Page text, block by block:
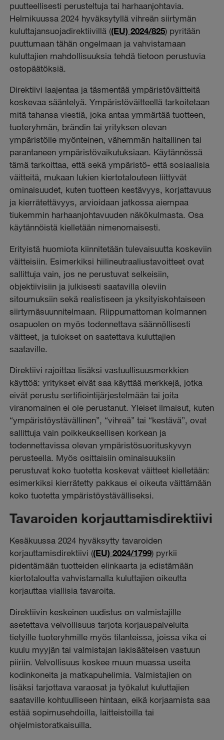
puutteellisesti perusteltuja tai harhaanjohtavia.
Helmikuussa 2024 hyväksytyllä vihreän siirtymän
kuluttajansuojadirektiivillä ((EU) 2024/825) pyritään
puuttumaan tähän ongelmaan ja vahvistamaan
kuluttajien mahdollisuuksia tehdä tietoon perustuvia
ostopäätöksiä.
Direktiivi laajentaa ja täsmentää ympäristöväitteitä
koskevaa sääntelyä. Ympäristöväitteellä tarkoitetaan
mitä tahansa viestiä, joka antaa ymmärtää tuotteen,
tuoteryhmän, brändin tai yrityksen olevan
ympäristölle myönteinen, vähemmän haitallinen tai
parantaneen ympäristövaikutuksiaan. Käytännössä
tämä tarkoittaa, että sekä ympäristö- että sosiaalisia
väitteitä, mukaan lukien kiertotalouteen liittyvät
ominaisuudet, kuten tuotteen kestävyys, korjattavuus
ja kierrätettävyys, arvioidaan jatkossa aiempaa
tiukemmin harhaanjohtavuuden näkökulmasta. Osa
käytännöistä kielletään nimenomaisesti.
Erityistä huomiota kiinnitetään tulevaisuutta koskeviin
väitteisiin. Esimerkiksi hiilineutraaliustavoitteet ovat
sallittuja vain, jos ne perustuvat selkeisiin,
objektiivisiin ja julkisesti saatavilla oleviin
sitoumuksiin sekä realistiseen ja yksityiskohtaiseen
siirtymäsuunnitelmaan. Riippumattoman kolmannen
osapuolen on myös todennettava säännöllisesti
väitteet, ja tulokset on saatettava kuluttajien
saataville.
Direktiivi rajoittaa lisäksi vastuullisuusmerkkien
käyttöä: yritykset eivät saa käyttää merkkejä, jotka
eivät perustu sertifiointijärjestelmään tai joita
viranomainen ei ole perustanut. Yleiset ilmaisut, kuten
“ympäristöystävällinen”, “vihreä” tai “kestävä”, ovat
sallittuja vain poikkeuksellisen korkean ja
todennettavissa olevan ympäristösuorituskyvyn
perusteella. Myös osittaisiin ominaisuuksiin
perustuvat koko tuotetta koskevat väitteet kielletään:
esimerkiksi kierrätetty pakkaus ei oikeuta väittämään
koko tuotetta ympäristöystävälliseksi.
Tavaroiden korjauttamisdirektiivi
Kesäkuussa 2024 hyväksytty tavaroiden
korjauttamisdirektiivi ((EU) 2024/1799) pyrkii
pidentämään tuotteiden elinkaarta ja edistämään
kiertotaloutta vahvistamalla kuluttajien oikeutta
korjauttaa viallisia tavaroita.
Direktiivin keskeinen uudistus on valmistajille
asetettava velvollisuus tarjota korjauspalveluita
tietyille tuoteryhmille myös tilanteissa, joissa vika ei
kuulu myyjän tai valmistajan lakisääteisen vastuun
piiriin. Velvollisuus koskee muun muassa useita
kodinkoneita ja matkapuhelimia. Valmistajien on
lisäksi tarjottava varaosat ja työkalut kuluttajien
saataville kohtuulliseen hintaan, eikä korjaamista saa
estää sopimusehdoilla, laitteistoilla tai
ohjelmistoratkaisuilla.